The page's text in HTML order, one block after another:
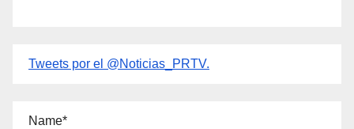
Tweets por el @Noticias_PRTV.
Name*